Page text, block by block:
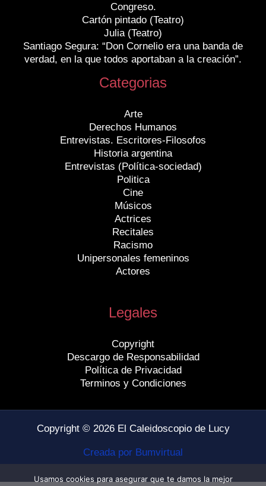
Congreso.
Cartón pintado (Teatro)
Julia (Teatro)
Santiago Segura: “Don Cornelio era una banda de
verdad, en la que todos aportaban a la creación”.
Categorias
Arte
Derechos Humanos
Entrevistas. Escritores-Filosofos
Historia argentina
Entrevistas (Política-sociedad)
Politica
Cine
Músicos
Actrices
Recitales
Racismo
Unipersonales femeninos
Actores
Legales
Copyright
Descargo de Responsabilidad
Política de Privacidad
Terminos y Condiciones
Copyright © 2026 El Caleidoscopio de Lucy
Creada por Bumvirtual
Usamos cookies para asegurar que te damos la mejor